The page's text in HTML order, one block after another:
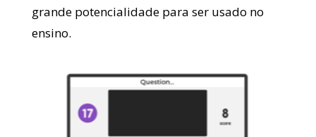
grande potencialidade para ser usado no
ensino.